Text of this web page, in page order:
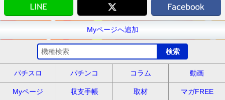
Myページへ追加
パチスロ パチンコ コラム 動画
Myページ 収支手帳 取材 マガFREE